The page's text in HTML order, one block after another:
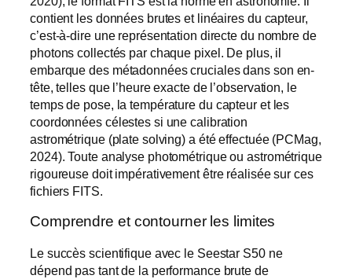
contient les données brutes et linéaires du capteur,
c’est-à-dire une représentation directe du nombre de
photons collectés par chaque pixel. De plus, il
embarque des métadonnées cruciales dans son en-
tête, telles que l’heure exacte de l’observation, le
temps de pose, la température du capteur et les
coordonnées célestes si une calibration
astrométrique (plate solving) a été effectuée (PCMag,
2024). Toute analyse photométrique ou astrométrique
rigoureuse doit impérativement être réalisée sur ces
fichiers FITS.
Comprendre et contourner les limites
Le succès scientifique avec le Seestar S50 ne
dépend pas tant de la performance brute de